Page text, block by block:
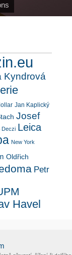
Kyndrová
Jan Kaplický
Josef
Deczi Leica
New York
Oldřich
Petr
Havel